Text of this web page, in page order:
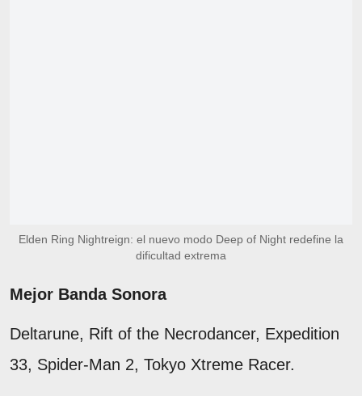
Elden Ring Nightreign: el nuevo modo Deep of Night redefine la
dificultad extrema
Mejor Banda Sonora
Deltarune, Rift of the Necrodancer, Expedition
33, Spider-Man 2, Tokyo Xtreme Racer.